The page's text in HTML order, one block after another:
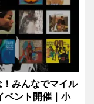
みんなでマイル
ベント開催｜小